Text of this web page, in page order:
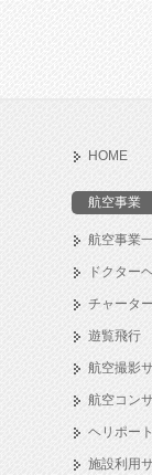
HOME
航空事業
航空事業
ドクター
チャータ
遊覧飛行
航空撮影
航空コン
ヘリポー
施設利用